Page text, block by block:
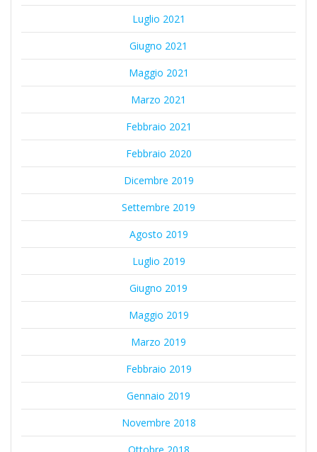
Luglio 2021
Giugno 2021
Maggio 2021
Marzo 2021
Febbraio 2021
Febbraio 2020
Dicembre 2019
Settembre 2019
Agosto 2019
Luglio 2019
Giugno 2019
Maggio 2019
Marzo 2019
Febbraio 2019
Gennaio 2019
Novembre 2018